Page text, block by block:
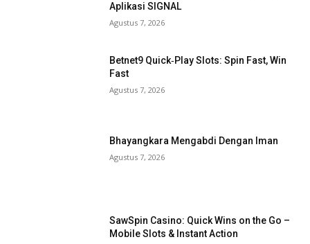
Aplikasi SIGNAL
Agustus 7, 2026
Betnet9 Quick‑Play Slots: Spin Fast, Win
Fast
Agustus 7, 2026
Bhayangkara Mengabdi Dengan Iman
Agustus 7, 2026
SawSpin Casino: Quick Wins on the Go –
Mobile Slots & Instant Action